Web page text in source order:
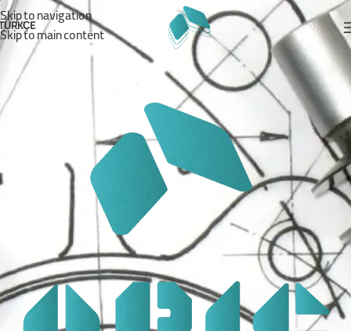
Skip to navigation
Skip to main content